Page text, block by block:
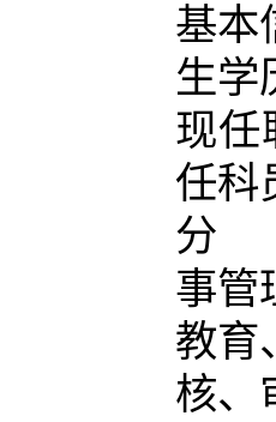
基本
生学
现任
任科
分
事管
教育
核、